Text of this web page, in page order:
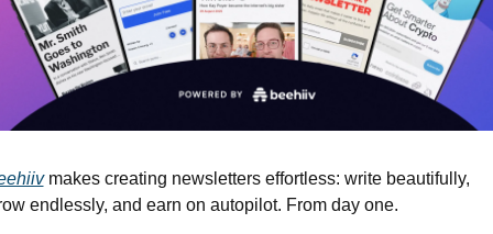
makes creating newsletters effortless: write beautifully,
endlessly, and earn on autopilot. From day one.